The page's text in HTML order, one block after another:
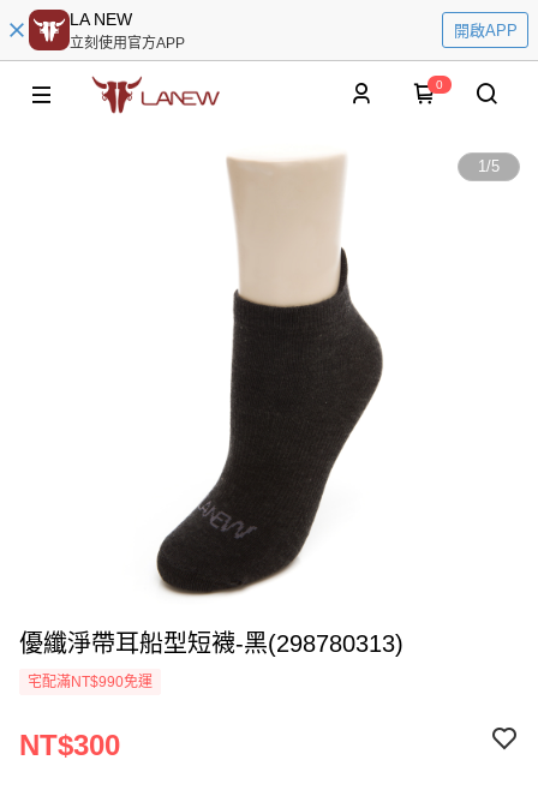
LA NEW
立刻使用官方APP
開啟APP
0
1/5
優纖淨帶耳船型短襪-黑(298780313)
宅配滿NT$990免運
NT$300